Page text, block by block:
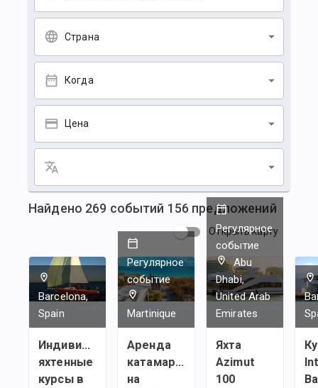
Страна
Когда
Цена
Найдено 269 событий 156 предложений
Открыть карту
Barcelona,
Spain
Индивидуальные
яхтенные
курсы в
Регулярное
событие
Martinique
Аренда
катамарана
на
Регулярное
событие
Abu
Dhabi,
United Arab
Emirates
Яхта
Azimut
100